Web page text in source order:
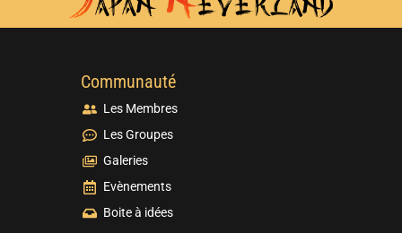
Communauté
Les Membres
Les Groupes
Galeries
Evènements
Boite à idées